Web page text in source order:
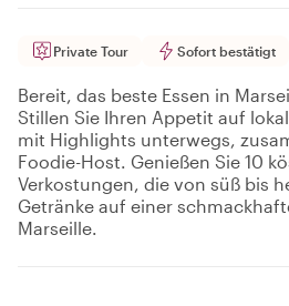
Private Tour Sofort bestätigt
Bereit, das beste Essen in
Stillen Sie Ihren Appetit auf
mit Highlights unterwegs,
Foodie-Host. Genießen Sie 10
Verkostungen, die von süß bis
Getränke auf einer
Marseille.